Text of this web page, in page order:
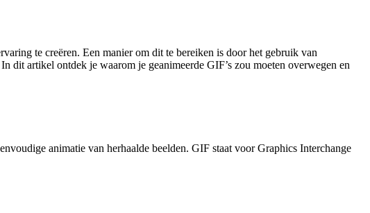
te creëren. Een manier om dit te bereiken is door het gebruik van
dit artikel ontdek je waarom je geanimeerde GIF’s zou moeten overwegen en
animatie van herhaalde beelden. GIF staat voor Graphics Interchange